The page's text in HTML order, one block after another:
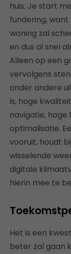
huis. Je start
fundering, want
woning zal
en dus al snel
Alleen op een
vervolgens
onder andere
is, hoge
navigatie,
optimalisatie.
vooruit, houdt
wisselende
digitale
hierin mee te
Het is een
beter zal gaan